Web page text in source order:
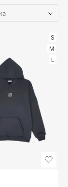
S
M
L